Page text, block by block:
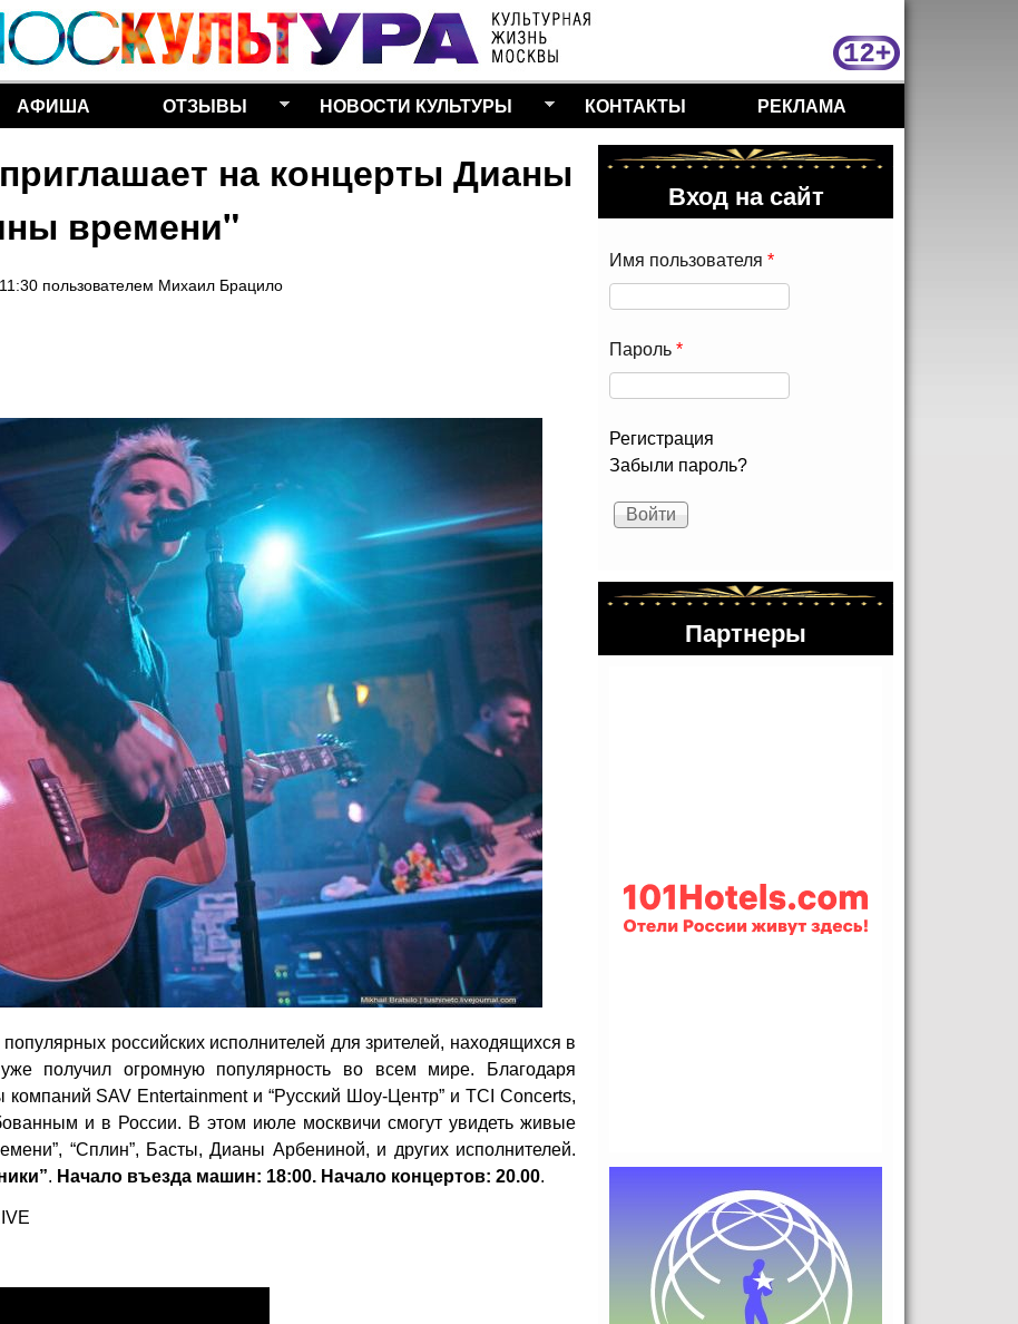
Перейти к основному
содержанию
АФИША ОТЗЫВЫ НОВОСТИ КУЛЬТУРЫ КОНТАКТЫ РЕКЛАМА
на концерты Дианы
времени"
пользователем Михаил Брацило
российских исполнителей для зрителей, находящихся в
получил огромную популярность во всем мире. Благодаря
компаний SAV Entertainment и “Русский Шоу-Центр” и TCI Concerts,
и в России. В этом июле москвичи смогут увидеть живые
“Сплин”, Басты, Дианы Арбениной, и других исполнителей.
. Начало въезда машин: 18:00. Начало концертов: 20.00.
Вход на сайт
Имя пользователя *
Пароль *
Регистрация
Забыли пароль?
Партнеры